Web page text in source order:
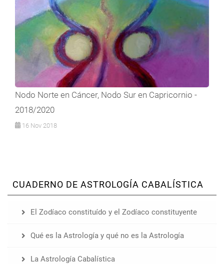
Nodo Norte en Cáncer, Nodo Sur en Capricornio -
2018/2020
16 Nov 2018
CUADERNO DE ASTROLOGÍA CABALÍSTICA
El Zodíaco constituído y el Zodíaco constituyente
Qué es la Astrología y qué no es la Astrología
La Astrología Cabalística